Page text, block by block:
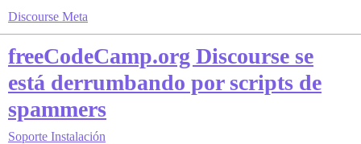
Discourse Meta
freeCodeCamp.org Discourse se
está derrumbando por scripts de
spammers
Soporte Instalación